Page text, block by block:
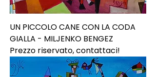
UN PICCOLO CANE CON LA CODA
GIALLA - MILJENKO BENGEZ
Prezzo riservato, contattaci!